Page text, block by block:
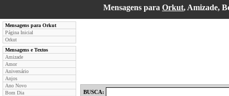
Mensagens para Orkut, Amizade,
Mensagens para Orkut
Página Inicial
Orkut
Mensagens e Textos
Amizade
Amor
Aniversário
Anjos
Ano Novo
Bom Dia
BUSCA: